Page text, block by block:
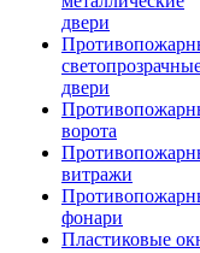
двери
двери
ворота
витражи
фонари
Пластиковые